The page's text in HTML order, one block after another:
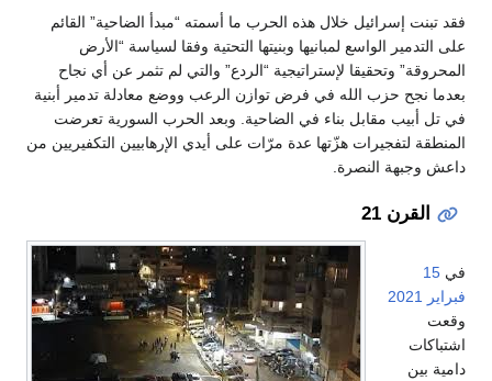
فقد تبنت إسرائيل خلال هذه الحرب ما أسمته “مبدأ الضاحية” القائم
على التدمير الواسع لمبانيها وبنيتها التحتية وفقا لسياسة “الأرض
المحروقة” وتحقيقا لإستراتيجية “الردع” والتي لم تثمر عن أي نجاح
بعدما نجح حزب الله في فرض توازن الرعب ووضع معادلة تدمير أبنية
في تل أبيب مقابل بناء في الضاحية. وبعد الحرب السورية تعرضت
المنطقة لتفجيرات هزّتها عدة مرّات على أيدي الإرهابيين التكفيريين من
داعش وجبهة النصرة.
القرن 21
في 15
فبراير 2021
وقعت
اشتباكات
دامية بين